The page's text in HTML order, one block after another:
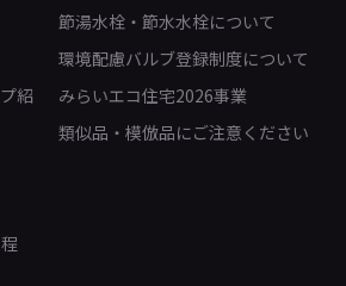
紹
節湯水栓・節水水栓について
環境配慮バルブ登録制度について
みらいエコ住宅2026事業
類似品・模倣品にご注意ください